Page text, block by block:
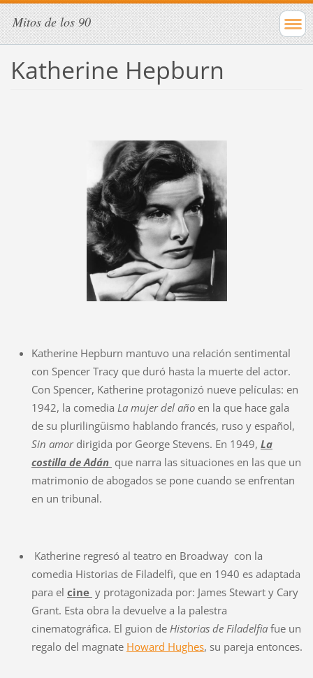
Mitos de los 90
Katherine Hepburn
Katherine Hepburn mantuvo una relación sentimental
con Spencer Tracy que duró hasta la muerte del actor.
Con Spencer, Katherine protagonizó nueve películas: en
1942, la comedia La mujer del añoen la que hace gala
de su plurilingüismo hablando francés, ruso y español,
Sin amordirigida por George Stevens. En 1949, La
costilla de Adán que narra las situaciones en las que un
matrimonio de abogados se pone cuando se enfrentan
en un tribunal.
Katherine regresó al teatro en Broadway con la
comedia Historias de Filadelfi, que en 1940 es adaptada
para el cine y protagonizada por: James Stewart y Cary
Grant. Esta obra la devuelve a la palestra
cinematográfica. El guion de Historias de Filadelfiafue un
regalo del magnate Howard Hughes, su pareja entonces.